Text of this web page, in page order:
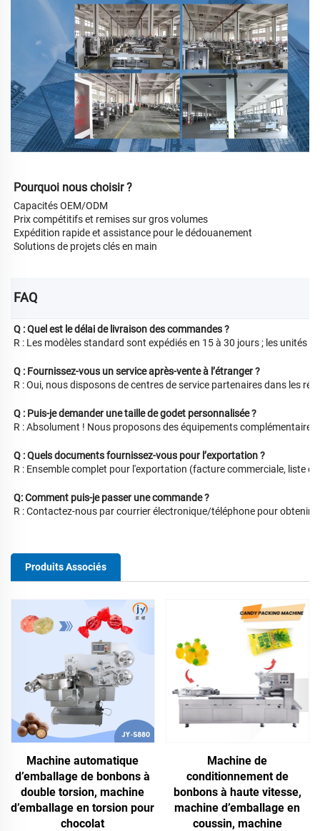
Pourquoi nous choisir ?
Capacités OEM/ODM
Prix compétitifs et remises sur gros volumes
Expédition rapide et assistance pour le dédouanement
Solutions de projets clés en main
FAQ
Q : Quel est le délai de livraison des commandes ?
R : Les modèles standard sont expédiés en 15 à 30 jours ; les unités
Q : Fournissez-vous un service après-vente à l’étranger ?
R : Oui, nous disposons de centres de service partenaires dans les
Q : Puis-je demander une taille de godet personnalisée ?
R : Absolument ! Nous proposons des équipements complémentaires
Q : Quels documents fournissez-vous pour l’exportation ?
R : Ensemble complet pour l'exportation (facture commerciale, liste
Q: Comment puis-je passer une commande ?
R : Contactez-nous par courrier électronique/téléphone pour obtenir
Produits Associés
Machine automatique
d’emballage de bonbons à
double torsion, machine
d’emballage en torsion pour
chocolat
Machine de
conditionnement de
bonbons à haute vitesse,
machine d’emballage en
coussin, machine